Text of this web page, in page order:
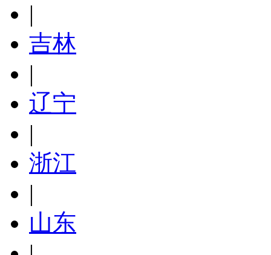
|
吉林
|
辽宁
|
浙江
|
山东